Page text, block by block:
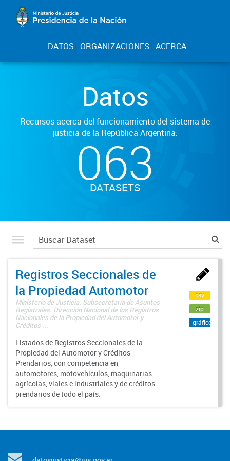
DATOS ORGANIZACIONES ACERCA
Datos
Recursos acerca del funcionamiento del sistema de
justicia de la República Argentina.
063
DATASETS
Registros Seccionales de
la Propiedad Automotor
Ministerio de Justicia. Subsecretaría de Asuntos
Registrales. Dirección Nacional de los Registros
Nacionales de la Propiedad del Automotor y
Créditos ...
Listados de Registros Seccionales de la
Propiedad del Automotor y Créditos
Prendarios, con competencia en
automotores, motovehículos, maquinarias
agrícolas, viales e industriales y de créditos
prendarios de todo el país.
csv
zip
gráfico